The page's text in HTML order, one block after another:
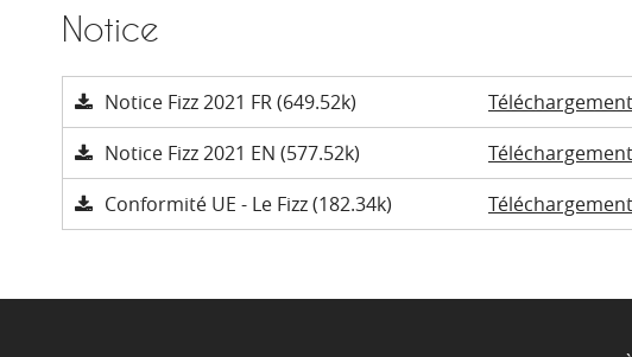
Notice
Notice Fizz 2021 FR (649.52k)
Notice Fizz 2021 EN (577.52k)
Conformité UE - Le Fizz (182.34k)